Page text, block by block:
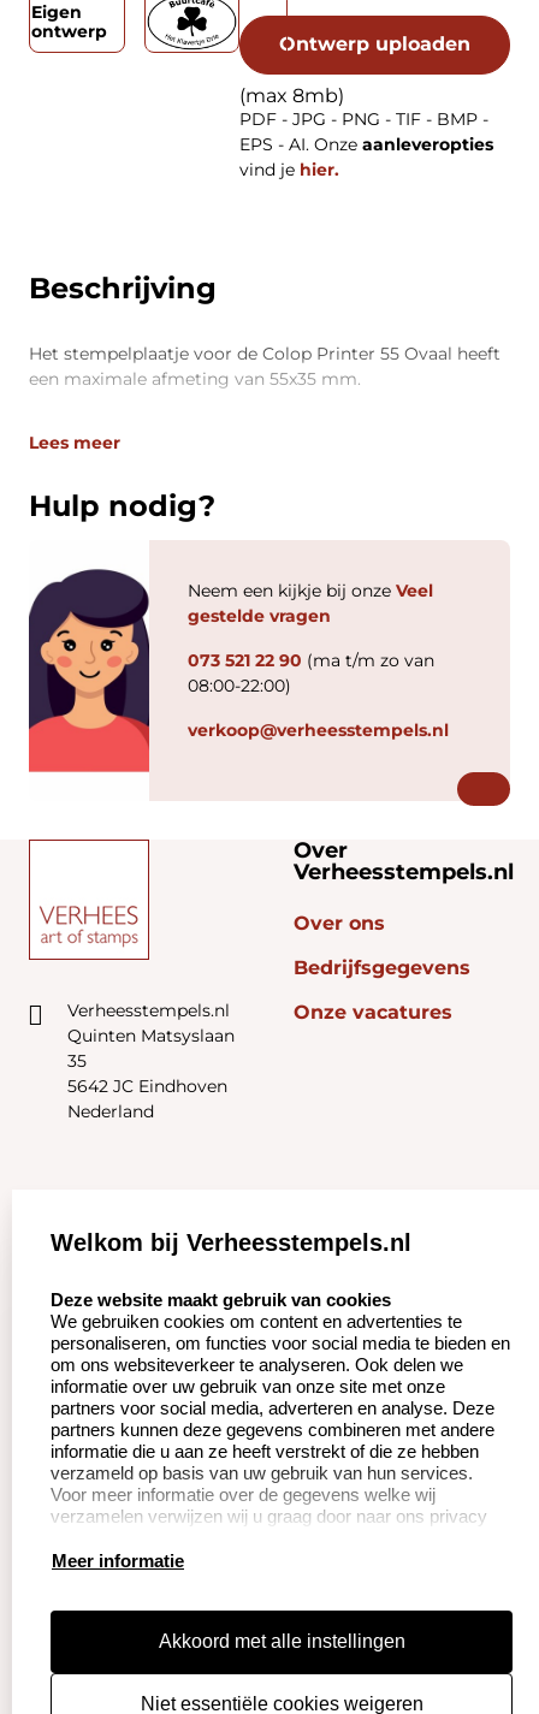
Beschrijving
Het stempelplaatje voor de Colop Printer 55 Ovaal heeft
een maximale afmeting van 55x35 mm.
Lees meer
Hulp nodig?
Neem een kijkje bij onze Veel
gestelde vragen
073 521 22 90 (ma t/m zo van
08:00-22:00)
verkoop@verheesstempels.nl
Eigen
ontwerp
Ontwerp uploaden
(max 8mb)
PDF - JPG - PNG - TIF - BMP -
EPS - AI. Onze aanleveropties
vind je hier.
Verheesstempels.nl
Quinten Matsyslaan
35
5642 JC Eindhoven
Nederland
Over
Verheesstempels.nl
Over ons
Bedrijfsgegevens
Onze vacatures
Zakelijk:
Betaling &
Verzending
Wederverkoper
worden
Klantenservice:
Veel gestelde vragen
Herroepingsrecht
Retourneren
Productinformatie:
Instructie voor
Aanleverspecificaties
Safety Sheets
Welkom bij Verheesstempels.nl
Deze website maakt gebruik van cookies
We gebruiken cookies om content en advertenties te
personaliseren, om functies voor social media te bieden en
om ons websiteverkeer te analyseren. Ook delen we
informatie over uw gebruik van onze site met onze
partners voor social media, adverteren en analyse. Deze
partners kunnen deze gegevens combineren met andere
informatie die u aan ze heeft verstrekt of die ze hebben
verzameld op basis van uw gebruik van hun services.
Voor meer informatie over de gegevens welke wij
verzamelen verwijzen wij u graag door naar ons privacy
Meer informatie
Akkoord met alle instellingen
Niet essentiële cookies weigeren